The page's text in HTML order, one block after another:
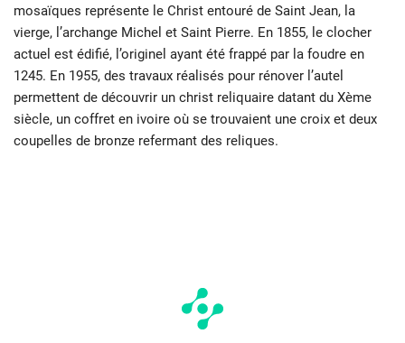
mosaïques représente le Christ entouré de Saint Jean, la
vierge, l’archange Michel et Saint Pierre. En 1855, le clocher
actuel est édifié, l’originel ayant été frappé par la foudre en
1245. En 1955, des travaux réalisés pour rénover l’autel
permettent de découvrir un christ reliquaire datant du Xème
siècle, un coffret en ivoire où se trouvaient une croix et deux
coupelles de bronze refermant des reliques.